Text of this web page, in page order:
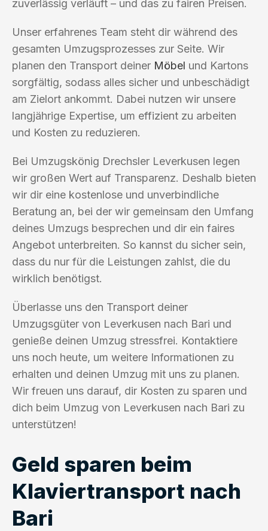
zuverlässig verläuft – und das zu fairen Preisen.
Unser erfahrenes Team steht dir während des
gesamten Umzugsprozesses zur Seite. Wir
planen den Transport deiner Möbel und Kartons
sorgfältig, sodass alles sicher und unbeschädigt
am Zielort ankommt. Dabei nutzen wir unsere
langjährige Expertise, um effizient zu arbeiten
und Kosten zu reduzieren.
Bei Umzugskönig Drechsler Leverkusen legen
wir großen Wert auf Transparenz. Deshalb bieten
wir dir eine kostenlose und unverbindliche
Beratung an, bei der wir gemeinsam den Umfang
deines Umzugs besprechen und dir ein faires
Angebot unterbreiten. So kannst du sicher sein,
dass du nur für die Leistungen zahlst, die du
wirklich benötigst.
Überlasse uns den Transport deiner
Umzugsgüter von Leverkusen nach Bari und
genieße deinen Umzug stressfrei. Kontaktiere
uns noch heute, um weitere Informationen zu
erhalten und deinen Umzug mit uns zu planen.
Wir freuen uns darauf, dir Kosten zu sparen und
dich beim Umzug von Leverkusen nach Bari zu
unterstützen!
Geld sparen beim
Klaviertransport nach
Bari